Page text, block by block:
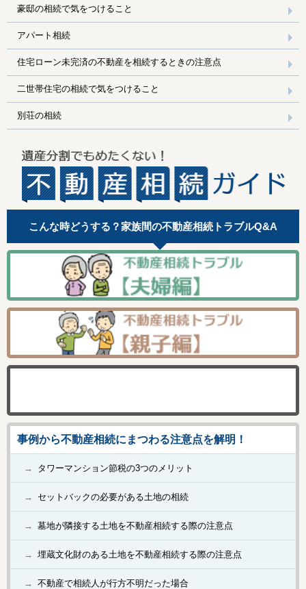
豪邸の相続で気をつけること
アパート相続
住宅ローン未完済の不動産を相続するときの注意点
二世帯住宅の相続で気をつけること
別荘の相続
こんな時どうする？家族間の不動産相続トラブルQ&A
事例から不動産相続にまつわる注意点を解明！
タワーマンション節税の3つのメリット
セットバックの必要がある土地の相続
墓地が隣接する土地を不動産相続する際の注意点
埋蔵文化財のある土地を不動産相続する際の注意点
不動産で相続人が行方不明だった場合